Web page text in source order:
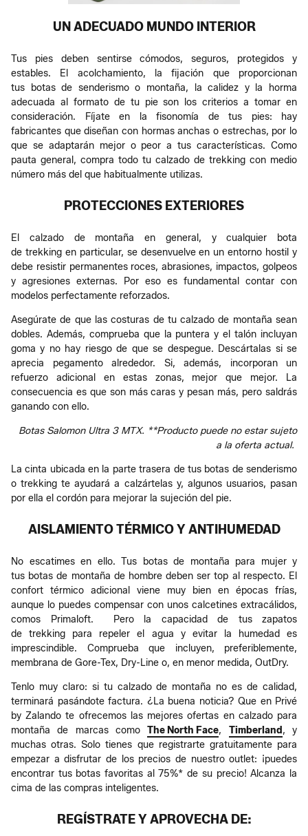
UN ADECUADO MUNDO INTERIOR
Tus pies deben sentirse cómodos, seguros, protegidos y
estables. El acolchamiento, la fijación que proporcionan
tus botas de senderismo o montaña, la calidez y la horma
adecuada al formato de tu pie son los criterios a tomar en
consideración. Fíjate en la fisonomía de tus pies: hay
fabricantes que diseñan con hormas anchas o estrechas, por lo
que se adaptarán mejor o peor a tus características. Como
pauta general, compra todo tu calzado de trekking con medio
número más del que habitualmente utilizas.
PROTECCIONES EXTERIORES
El calzado de montaña en general, y cualquier bota
de trekking en particular, se desenvuelve en un entorno hostil y
debe resistir permanentes roces, abrasiones, impactos, golpeos
y agresiones externas. Por eso es fundamental contar con
modelos perfectamente reforzados.
Asegúrate de que las costuras de tu calzado de montaña sean
dobles. Además, comprueba que la puntera y el talón incluyan
goma y no hay riesgo de que se despegue. Descártalas si se
aprecia pegamento alrededor. Si, además, incorporan un
refuerzo adicional en estas zonas, mejor que mejor. La
consecuencia es que son más caras y pesan más, pero saldrás
ganando con ello.
Botas Salomon Ultra 3 MTX. **Producto puede no estar sujeto
a la oferta actual.
La cinta ubicada en la parte trasera de tus botas de senderismo
o trekking te ayudará a calzártelas y, algunos usuarios, pasan
por ella el cordón para mejorar la sujeción del pie.
AISLAMIENTO TÉRMICO Y ANTIHUMEDAD
No escatimes en ello. Tus botas de montaña para mujer y
tus botas de montaña de hombre deben ser top al respecto. El
confort térmico adicional viene muy bien en épocas frías,
aunque lo puedes compensar con unos calcetines extracálidos,
comos Primaloft. Pero la capacidad de tus zapatos
de trekking para repeler el agua y evitar la humedad es
imprescindible. Comprueba que incluyen, preferiblemente,
membrana de Gore-Tex, Dry-Line o, en menor medida, OutDry.
Tenlo muy claro: si tu calzado de montaña no es de calidad,
terminará pasándote factura. ¿La buena noticia? Que en Privé
by Zalando te ofrecemos las mejores ofertas en calzado para
montaña de marcas comoThe North Face, Timberland , y
muchas otras. Solo tienes que registrarte gratuitamente para
empezar a disfrutar de los precios de nuestro outlet: ¡puedes
encontrar tus botas favoritas al 75%* de su precio! Alcanza la
cima de las compras inteligentes.
REGÍSTRATE Y APROVECHA DE: